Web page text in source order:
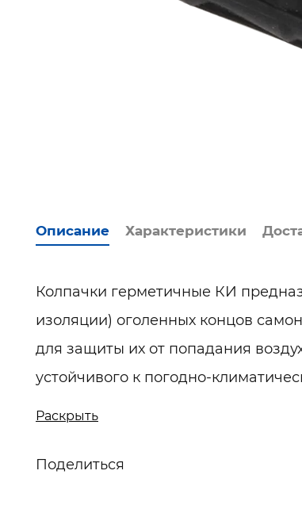
Описание Характеристики
Колпачки герметичные КИ
изоляции) оголенных концов
для защиты их от попадания
устойчивого к погодно-
Раскрыть
Поделиться